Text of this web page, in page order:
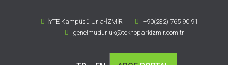
İYTE Kampüsü Urla-İZMİR
+90(232) 765 90 91
genelmudurluk@teknoparkizmir.com.tr